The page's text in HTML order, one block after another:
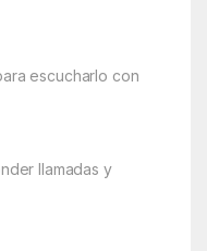
escucharlo con
llamadas y